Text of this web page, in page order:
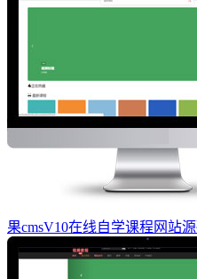
果cmsV10在线自学课程网站